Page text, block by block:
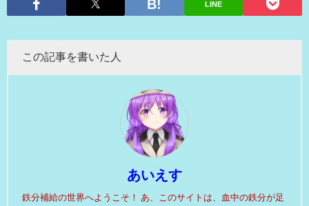
LINE
この記事を書いた人
あいえす
鉄分補給の世界へようこそ！ あ、このサイトは、血中の鉄分が足